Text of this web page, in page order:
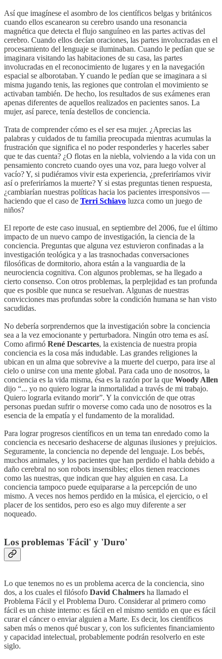
Así que imagínese el asombro de los científicos belgas y británicos
cuando ellos escanearon su cerebro usando una resonancia
magnética que detecta el flujo sanguíneo en las partes activas del
cerebro. Cuando ellos decían oraciones, las partes involucradas en el
procesamiento del lenguaje se iluminaban. Cuando le pedían que se
imaginara visitando las habitaciones de su casa, las partes
involucradas en el reconocimiento de lugares y en la navegación
espacial se alborotaban. Y cuando le pedían que se imaginara a si
misma jugando tenis, las regiones que controlan el movimiento se
activaban también. De hecho, los resultados de sus exámenes eran
apenas diferentes de aquellos realizados en pacientes sanos. La
mujer, así parece, tenía destellos de conciencia.
Trata de comprender cómo es el ser esa mujer. ¿Aprecias las
palabras y cuidados de tu familia preocupada mientras acumulas la
frustración que significa el no poder responderles y hacerles saber
que te das cuenta? ¿O flotas en la niebla, volviendo a la vida con un
pensamiento concreto cuando oyes una voz, para luego volver al
vacío? Y, si pudiéramos vivir esta experiencia, ¿preferiríamos vivir
así o preferiríamos la muerte? Y si estas preguntas tienen respuesta,
¿cambiarían nuestras políticas hacia los pacientes irresponsivos —
haciendo que el caso de Terri Schiavo luzca como un juego de
niños?
El reporte de este caso inusual, en septiembre del 2006, fue el último
impacto de un nuevo campo de investigación, la ciencia de la
conciencia. Preguntas que alguna vez estuvieron confinadas a la
investigación teológica y a las trasnochadas conversaciones
filosóficas de dormitorio, ahora están a la vanguardia de la
neurociencia cognitiva. Con algunos problemas, se ha llegado a
cierto consenso. Con otros problemas, la perplejidad es tan profunda
que es posible que nunca se resuelvan. Algunas de nuestras
convicciones mas profundas sobre la condición humana se han visto
sacudidas.
No debería sorprendernos que la investigación sobre la conciencia
sea a la vez emocionante y perturbadora. Ningún otro tema es así.
Como afirmó René Descartes, la existencia de nuestra propia
conciencia es la cosa más indudable. Las grandes religiones la
ubican en un alma que sobrevive a la muerte del cuerpo, para irse al
cielo o unirse con una mente global. Para cada uno de nosotros, la
conciencia es la vida misma, ésa es la razón por la que Woody Allen
dijo “... yo no quiero lograr la inmortalidad a través de mi trabajo.
Quiero lograrla evitando morir”. Y la convicción de que otras
personas puedan sufrir o moverse como cada uno de nosotros es la
esencia de la empatía y el fundamento de la moralidad.
Para lograr progresos científicos en un tema tan enredado como la
conciencia es necesario deshacerse de algunas ilusiones y prejuicios.
Seguramente, la conciencia no depende del lenguaje. Los bebés,
muchos animales, y los pacientes que han perdido el habla debido a
daño cerebral no son robots insensibles; ellos tienen reacciones
como las nuestras, que indican que hay alguien en casa. La
conciencia tampoco puede equipararse a la percepción de uno
mismo. A veces nos hemos perdido en la música, el ejercicio, o el
placer de los sentidos, pero eso es algo muy diferente a ser
noqueado.
Los problemas 'Fácil' y 'Duro'
Lo que tenemos no es un problema acerca de la conciencia, sino
dos, a los cuales el filósofo David Chalmers ha llamado el
Problema Fácil y el Problema Duro. Considerar al primero como
fácil es un chiste interno: es fácil en el mismo sentido en que es fácil
curar el cáncer o enviar alguien a Marte. Es decir, los científicos
saben más o menos qué buscar y, con los suficientes financiamiento
y capacidad intelectual, probablemente podrán resolverlo en este
siglo.